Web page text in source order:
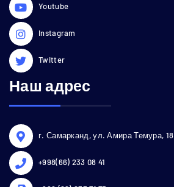
Youtube
Instagram
Twitter
Наш адрес
г. Самарканд, ул. Амира Темура, 18
+998(66) 233 08 41